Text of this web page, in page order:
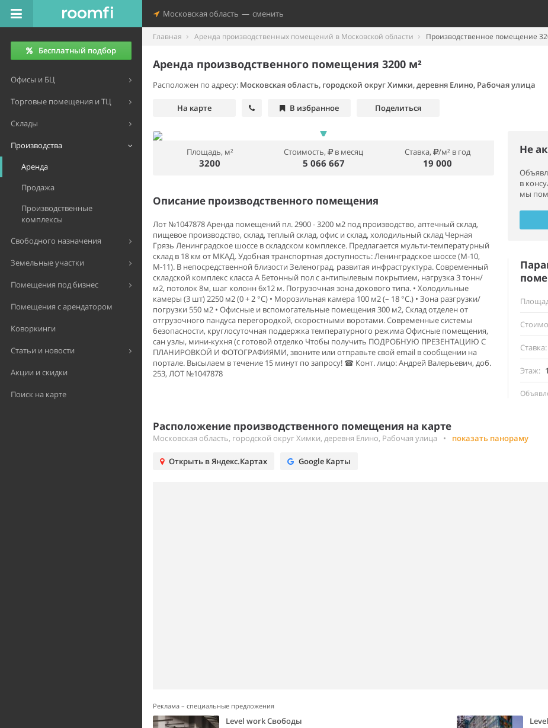
Московская область — сменить
Бесплатный подбор
Офисы и БЦ
Торговые помещения и ТЦ
Склады
Производства
Аренда
Продажа
Производственные
комплексы
Свободного назначения
Земельные участки
Помещения под бизнес
Помещения с арендатором
Коворкинги
Статьи и новости
Акции и скидки
Поиск на карте
Главная Аренда производственных помещений в Московской области Производственное помещение
Аренда производственного помещения 3200 м²
Расположен по адресу: Московская область, городской округ Химки, деревня Елино, Рабочая улица
На карте В избранное Поделиться
Площадь, м²
3200
Стоимость, в месяц
5 066 667
Ставка, /м² в год
19 000
Описание производственного помещения
Лот №1047878 Аренда помещений пл. 2900 - 3200 м2 под производство, аптечный склад,
пищевое производство, склад, теплый склад, офис и склад, холодильный склад Черная
Грязь Ленинградское шоссе в складском комплексе. Предлагается мульти-температурный
склад в 18 км от МКАД. Удобная транспортная доступность: Ленинградское шоссе (М-10,
М-11). В непосредственной близости Зеленоград, развитая инфраструктура. Современный
складской комплекс класса А Бетонный пол с антипылевым покрытием, нагрузка 3 тонн/
м2, потолок 8м, шаг колонн 6х12 м. Погрузочная зона докового типа. • Холодильные
камеры (3 шт) 2250 м2 (0 + 2 °C) • Морозильная камера 100 м2 (– 18 °C.) • Зона разгрузки/
погрузки 550 м2 • Офисные и вспомогательные помещения 300 м2, Склад отделен от
отгрузочного пандуса перегородкой, скоростными воротами. Современные системы
безопасности, круглосуточная поддержка температурного режима Офисные помещения,
сан узлы, мини-кухня (с готовой отделко Чтобы получить ПОДРОБНУЮ ПРЕЗЕНТАЦИЮ С
ПЛАНИРОВКОЙ И ФОТОГРАФИЯМИ, звоните или отправьте свой email в сообщении на
портале. Высылаем в течение 15 минут по запросу! ☎ Конт. лицо: Андрей Валерьевич, доб.
253, ЛОТ №1047878
Не
в
мы
Ставка
Этаж
Расположение производственного помещения на карте
Московская область, городской округ Химки, деревня Елино, Рабочая улица • показать панораму
Открыть в Яндекс.Картах Google Карты
Реклама – специальные предложения
Level work Свободы